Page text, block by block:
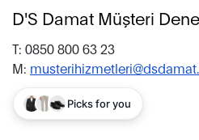
D'S Damat Müşteri
T: 0850 800 63 23
M: